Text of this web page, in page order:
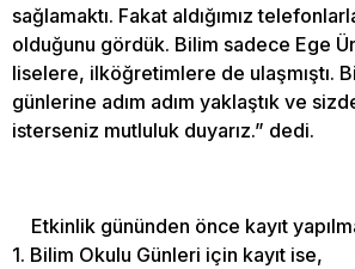
sağlamaktı. Fakat aldığımız
olduğunu gördük. Bilim sadece Ege
liselere, ilköğretimlere de ulaşmıştı.
günlerine adım adım yaklaştık ve
isterseniz mutluluk duyarız.” dedi.
Etkinlik gününden önce kayıt
1. Bilim Okulu Günleri için kayıt ise,